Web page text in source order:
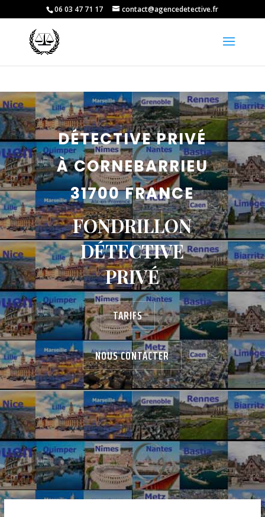
06 03 47 71 17 contact@agencedetective.fr
DÉTECTIVE PRIVÉ
À CORNEBARRIEU
31700 FRANCE
FONDRILLON
DÉTECTIVE
PRIVÉ
TARIFS
NOUS CONTACTER